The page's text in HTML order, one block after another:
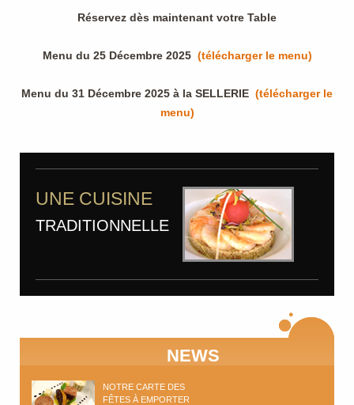
Réservez dès maintenant votre Table
Menu du 25 Décembre 2025 (télécharger le menu)
Menu du 31 Décembre 2025 à la SELLERIE (télécharger le
menu)
UNE CUISINE
TRADITIONNELLE
NEWS
NOTRE CARTE DES
FÊTES À EMPORTER